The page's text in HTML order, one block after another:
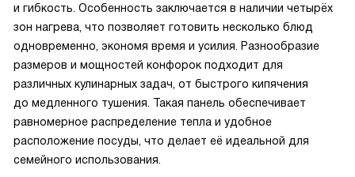
и гибкость. Особенность заключается в наличии четырёх
зон нагрева, что позволяет готовить несколько блюд
одновременно, экономя время и усилия. Разнообразие
размеров и мощностей конфорок подходит для
различных кулинарных задач, от быстрого кипячения
до медленного тушения. Такая панель обеспечивает
равномерное распределение тепла и удобное
расположение посуды, что делает её идеальной для
семейного использования.